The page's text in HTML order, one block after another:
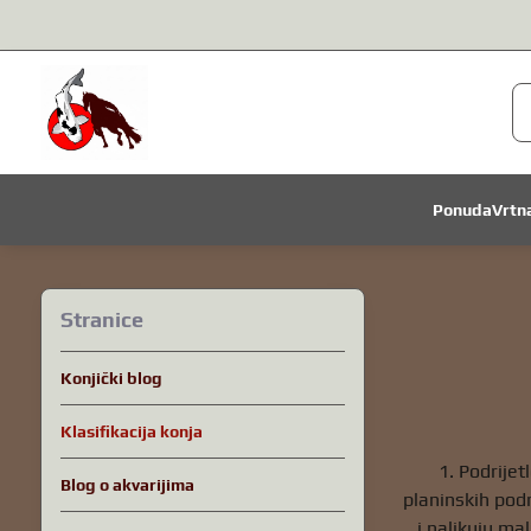
Ponuda
1.
planinskih
Stranice
Konjički blog
Klasifikacija konja
Blog o akvarijima